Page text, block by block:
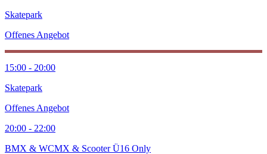
Skatepark
Offenes Angebot
15:00 - 20:00
Skatepark
Offenes Angebot
20:00 - 22:00
BMX & WCMX & Scooter Ü16 Only